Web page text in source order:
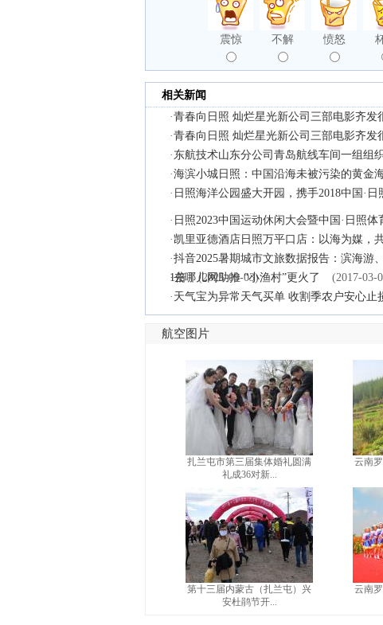
震惊 不解 愤怒
相关新闻
·青春向日照 灿烂星光新公司三部电影齐发
·青春向日照 灿烂星光新公司三部电影齐发
· 东航技术山东分公司青岛航线车间一组组
·海滨小城日照：中国沿海未被污染的黄金
· 日照海洋公园盛大开园，携手2018中国·
· 日照2023中国运动休闲大会暨中国·日照
·凯里亚德酒店日照万平口店：以海为媒，
·抖音2025暑期城市文旅数据报告：滨海游
1倍
(2025-09-03)
·去哪儿网助推 “小渔村”更火了
(2017-03-
· 天气宝为异常天气买单 收割季农户安心止
航空图片
扎兰屯市第三届集体婚礼圆满
礼成36对新...
第十三届内蒙古（扎兰屯）兴
安杜鹃节开...
云南
云南